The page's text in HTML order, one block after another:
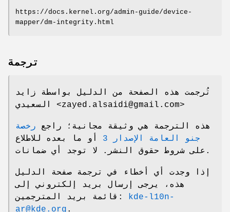
https://docs.kernel.org/admin-guide/device-
mapper/dm-integrity.html
ترجمة
تُرجمت هذه الصفحة من الدليل بواسطة زايد
السعيدي <zayed.alsaidi@gmail.com>
هذه الترجمة هي وثيقة مجانية؛ راجع رخصة
جنو العامة الإصدار 3
أو ما بعده للاطلاع
على شروط حقوق النشر. لا توجد أي ضمانات.
إذا وجدت أي أخطاء في ترجمة صفحة الدليل
هذه، يرجى إرسال بريد إلكتروني إلى
قائمة بريد المترجمين: kde-l10n-
ar@kde.org .